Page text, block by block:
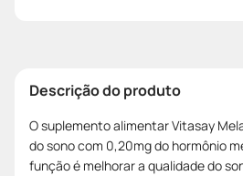
Descrição do produto
O suplemento alimentar Vitasay
do sono com 0,20mg do hormônio
função é melhorar a qualidade do